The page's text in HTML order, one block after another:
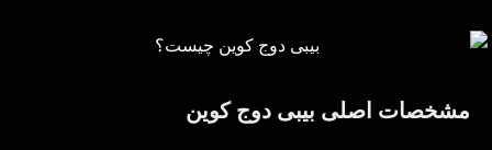
مشخصات اصلی بیبی دوج کوین